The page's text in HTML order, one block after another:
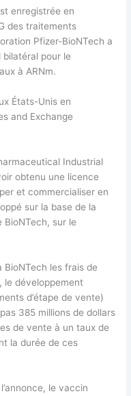
enregistrée en
des traitements
Pfizer-BioNTech a
bilatéral pour le
à ARNm.
États-Unis en
and Exchange
Industrial
obtenu une licence
et commercialiser en
sur la base de la
BioNTech, sur le
BioNTech les frais de
le développement
d’étape de vente)
385 millions de dollars
de vente à un taux de
la durée de ces
le vaccin